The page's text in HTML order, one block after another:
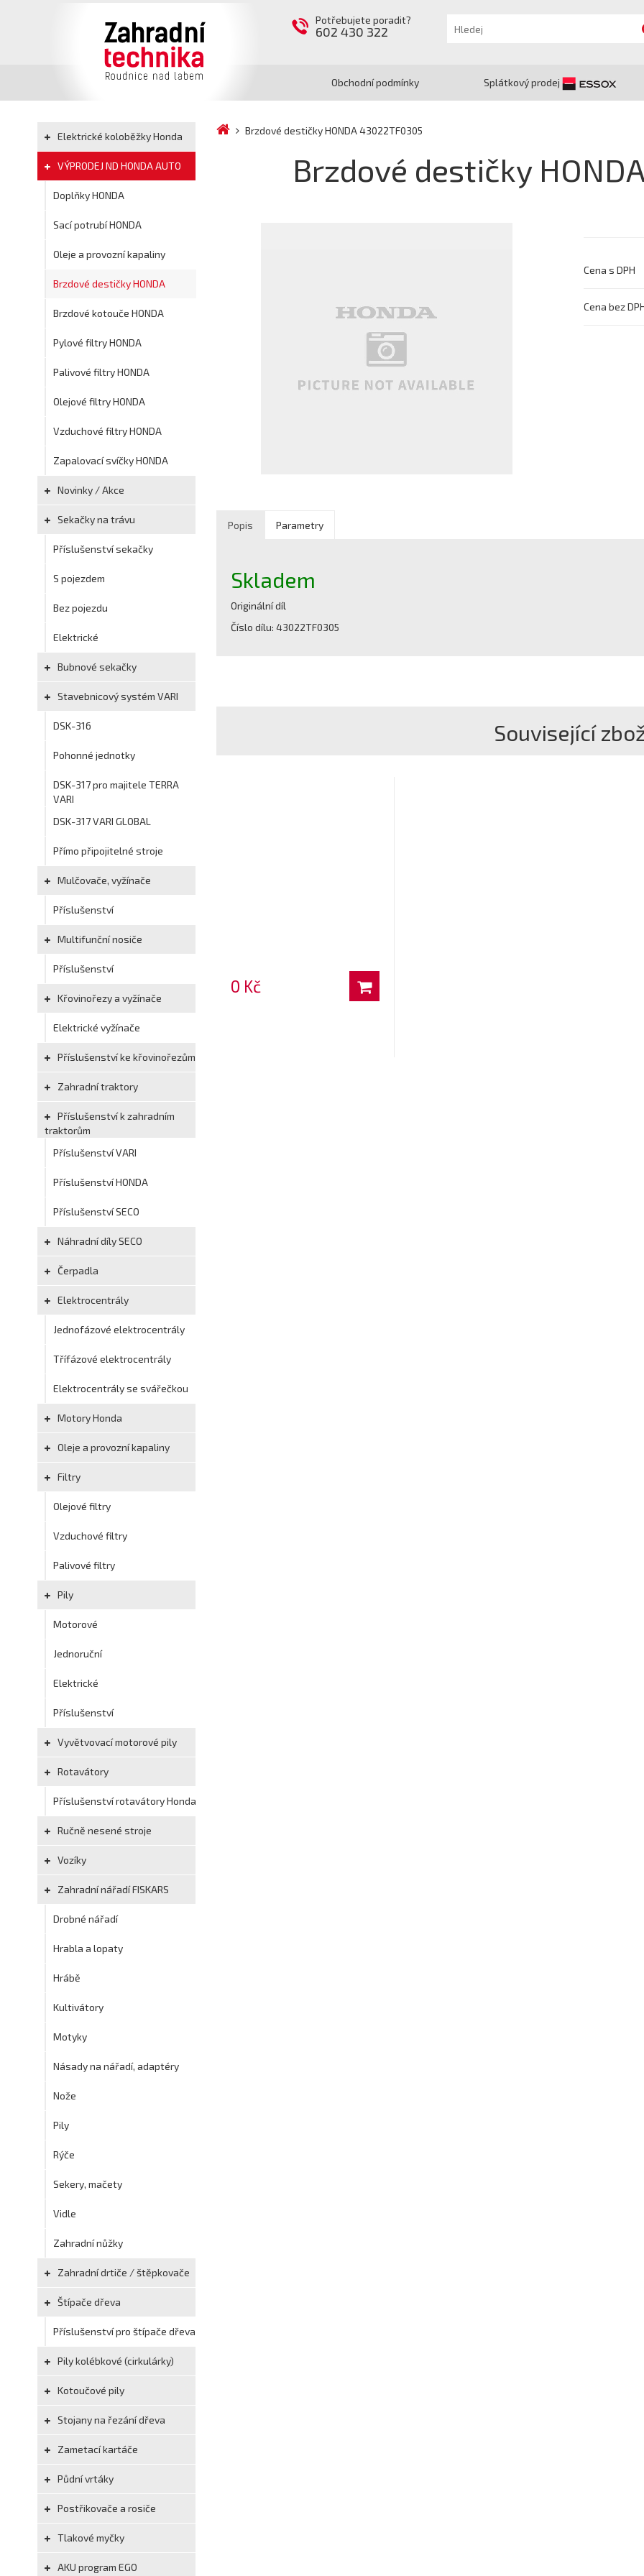
Potřebujete poradit?
602 430 322
Obchodní podmínky Splátkový prodej
Elektrické koloběžky Honda
VÝPRODEJ ND HONDA AUTO
Doplňky HONDA
Sací potrubí HONDA
Oleje a provozní kapaliny
Brzdové destičky HONDA
Brzdové kotouče HONDA
Pylové filtry HONDA
Palivové filtry HONDA
Olejové filtry HONDA
Vzduchové filtry HONDA
Zapalovací svíčky HONDA
Novinky / Akce
Sekačky na trávu
Příslušenství sekačky
S pojezdem
Bez pojezdu
Elektrické
Bubnové sekačky
Stavebnicový systém VARI
DSK-316
Pohonné jednotky
DSK-317 pro majitele TERRA
VARI
DSK-317 VARI GLOBAL
Přímo připojitelné stroje
Mulčovače, vyžínače
Příslušenství
Multifunční nosiče
Příslušenství
Křovinořezy a vyžínače
Elektrické vyžínače
Příslušenství ke křovinořezům
Zahradní traktory
Příslušenství k zahradním
traktorům
Příslušenství VARI
Příslušenství HONDA
Příslušenství SECO
Náhradní díly SECO
Čerpadla
Elektrocentrály
Jednofázové elektrocentrály
Třífázové elektrocentrály
Elektrocentrály se svářečkou
Motory Honda
Oleje a provozní kapaliny
Filtry
Olejové filtry
Vzduchové filtry
Palivové filtry
Pily
Motorové
Jednoruční
Elektrické
Příslušenství
Vyvětvovací motorové pily
Rotavátory
Příslušenství rotavátory Honda
Ručně nesené stroje
Vozíky
Zahradní nářadí FISKARS
Drobné nářadí
Hrabla a lopaty
Hrábě
Kultivátory
Motyky
Násady na nářadí, adaptéry
Nože
Pily
Rýče
Sekery, mačety
Vidle
Zahradní nůžky
Zahradní drtiče / štěpkovače
Štípače dřeva
Příslušenství pro štípače dřeva
Pily kolébkové (cirkulárky)
Kotoučové pily
Stojany na řezání dřeva
Zametací kartáče
Půdní vrtáky
Postřikovače a rosiče
Tlakové myčky
AKU program EGO
Brzdové destičky HONDA 43022TF0305
Brzdové destičky
Cena s DPH
Cena bez
Popis Parametry
Skladem
Originální díl
Číslo dílu: 43022TF0305
Související
0 Kč